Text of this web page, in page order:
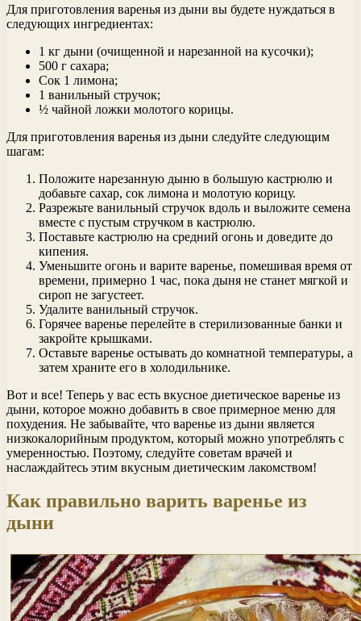
Для приготовления варенья из дыни вы будете нуждаться в
следующих ингредиентах:
1 кг дыни (очищенной и нарезанной на кусочки);
500 г сахара;
Сок 1 лимона;
1 ванильный стручок;
½ чайной ложки молотого корицы.
Для приготовления варенья из дыни следуйте следующим
шагам:
Положите нарезанную дыню в большую кастрюлю и
добавьте сахар, сок лимона и молотую корицу.
Разрежьте ванильный стручок вдоль и выложите семена
вместе с пустым стручком в кастрюлю.
Поставьте кастрюлю на средний огонь и доведите до
кипения.
Уменьшите огонь и варите варенье, помешивая время от
времени, примерно 1 час, пока дыня не станет мягкой и
сироп не загустеет.
Удалите ванильный стручок.
Горячее варенье перелейте в стерилизованные банки и
закройте крышками.
Оставьте варенье остывать до комнатной температуры, а
затем храните его в холодильнике.
Вот и все! Теперь у вас есть вкусное диетическое варенье из
дыни, которое можно добавить в свое примерное меню для
похудения. Не забывайте, что варенье из дыни является
низкокалорийным продуктом, который можно употреблять с
умеренностью. Поэтому, следуйте советам врачей и
наслаждайтесь этим вкусным диетическим лакомством!
Как правильно варить варенье из
дыни